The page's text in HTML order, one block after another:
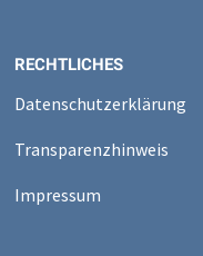
RECHTLICHES
Datenschutzerklärung
Transparenzhinweis
Impressum